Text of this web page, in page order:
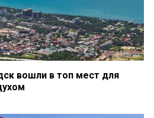
вошли в топ мест для